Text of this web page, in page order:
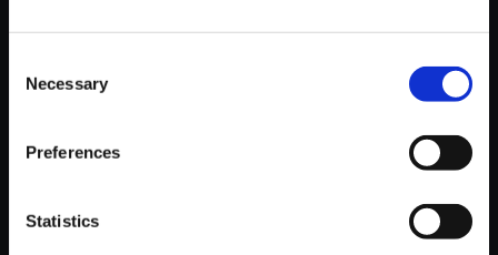
Selection
Necessary
Preferences
Statistics
おすすめ商品